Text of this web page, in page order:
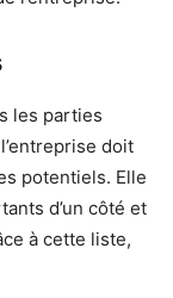
les parties
doit
potentiels. Elle
d’un côté et
à cette liste,